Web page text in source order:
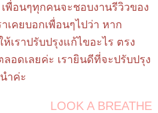
พื่อนๆทุกคนจะชอบงานรีวิวของ
เคยบอกเพื่อนๆไปว่า หาก
เราปรับปรุงแก้ไขอะไร ตรง
อดเลยค่ะ เรายินดีที่จะปรับปรุง
ำค่ะ
LOOK A BREATHE